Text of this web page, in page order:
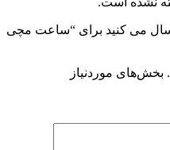
می کنید برای “ساعت مچی
بخش‌های موردنیاز